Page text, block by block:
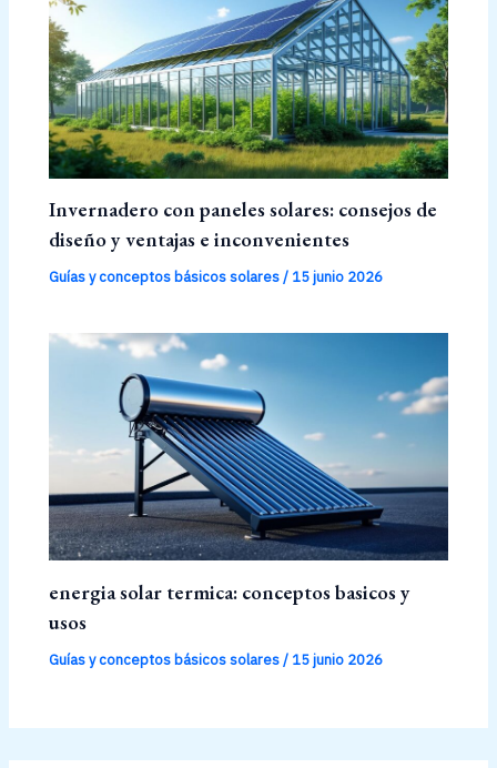
Invernadero con paneles solares: consejos de
diseño y ventajas e inconvenientes
Guías y conceptos básicos solares/ 15 junio 2026
energia solar termica: conceptos basicos y
usos
Guías y conceptos básicos solares/ 15 junio 2026